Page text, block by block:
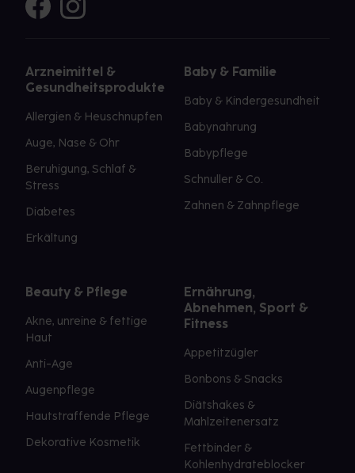
Arzneimittel &
Gesundheitsprodukte
Allergien & Heuschnupfen
Auge, Nase & Ohr
Beruhigung, Schlaf &
Stress
Diabetes
Erkältung
Baby & Familie
Baby & Kindergesundheit
Babynahrung
Babypflege
Schnuller & Co.
Zahnen & Zahnpflege
Beauty & Pflege
Akne, unreine & fettige
Haut
Anti-Age
Augenpflege
Hautstraffende Pflege
Dekorative Kosmetik
Ernährung,
Abnehmen, Sport &
Fitness
Appetitzügler
Bonbons & Snacks
Diätshakes &
Mahlzeitenersatz
Fettbinder &
Kohlenhydrateblocker